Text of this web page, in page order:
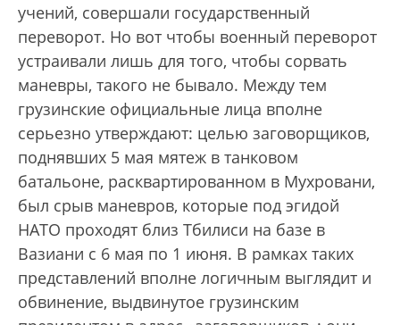
учений, совершали государственный
переворот. Но вот чтобы военный переворот
устраивали лишь для того, чтобы сорвать
маневры, такого не бывало. Между тем
грузинские официальные лица вполне
серьезно утверждают: целью заговорщиков,
поднявших 5 мая мятеж в танковом
батальоне, расквартированном в Мухровани,
был срыв маневров, которые под эгидой
НАТО проходят близ Тбилиси на базе в
Вазиани с 6 мая по 1 июня. В рамках таких
представлений вполне логичным выглядит и
обвинение, выдвинутое грузинским